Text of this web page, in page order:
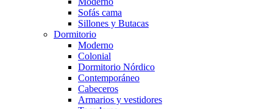
Sofás cama
Sillones y Butacas
Dormitorio
Moderno
Colonial
Dormitorio Nórdico
Contemporáneo
Cabeceros
Armarios y vestidores